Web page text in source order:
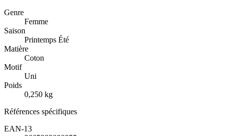
Genre
Femme
Saison
Printemps Été
Matière
Coton
Motif
Uni
Poids
0,250 kg
Références spécifiques
EAN-13